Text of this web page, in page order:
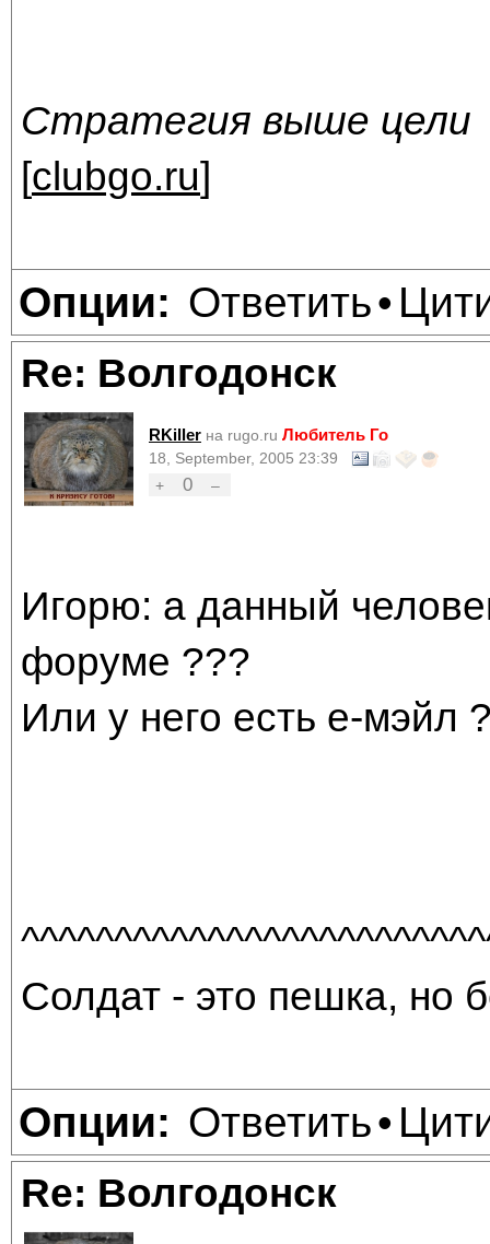
Стратегия выше цели
[clubgo.ru]
Опции: Ответить•
Re: Волгодонск
RKiller на rugo.ru Любитель Го
18, September, 2005 23:39
+
0 –
Игорю: а данный
форуме ???
Или у него есть е-мэйл
Солдат - это пешка, но
Опции: Ответить•
Re: Волгодонск